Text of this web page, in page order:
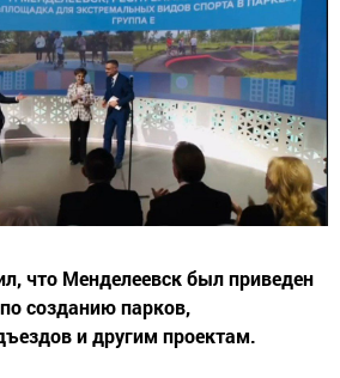
что Менделеевск был приведен
созданию парков,
и другим проектам.